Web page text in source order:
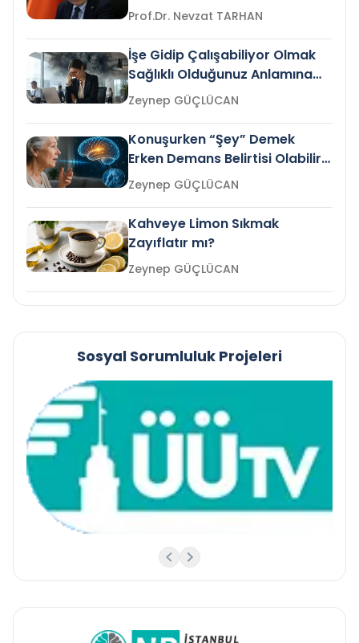
Prof.Dr. Nevzat TARHAN
İşe Gidip Çalışabiliyor Olmak
Sağlıklı Olduğunuz Anlamına
Gelir mi?Zeynep GÜÇLÜCAN
Konuşurken “Şey” Demek
Erken Demans Belirtisi Olabilir
mi?
Zeynep GÜÇLÜCAN
Kahveye Limon Sıkmak
Zayıflatır mı?
Zeynep GÜÇLÜCAN
Sosyal Sorumluluk Projeleri